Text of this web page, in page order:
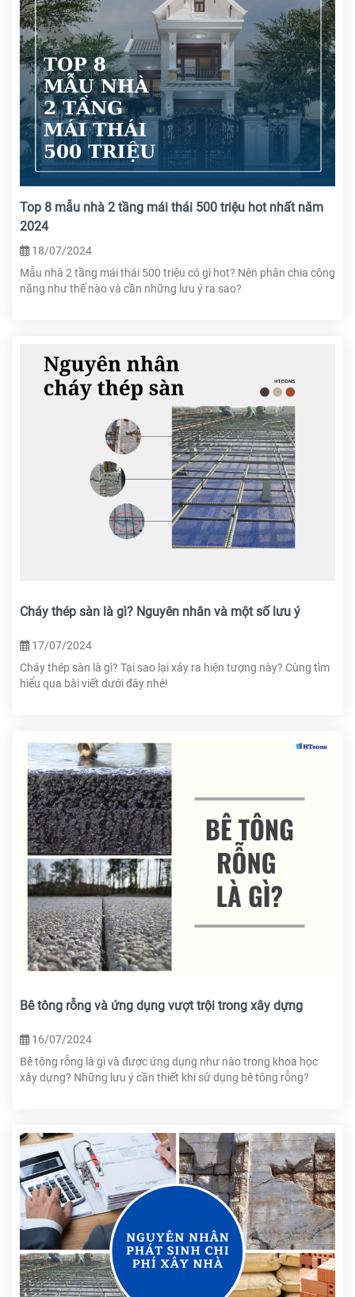
Top 8 mẫu nhà 2 tầng mái thái 500 triệu hot nhất năm
2024
18/07/2024
Mẫu nhà 2 tầng mái thái 500 triệu có gì hot? Nên phân chia công
năng như thế nào và cần những lưu ý ra sao?
Cháy thép sàn là gì? Nguyên nhân và một số lưu ý
17/07/2024
Cháy thép sàn là gì? Tại sao lại xảy ra hiện tượng này? Cùng tìm
hiểu qua bài viết dưới đây nhé!
Bê tông rỗng và ứng dụng vượt trội trong xây dựng
16/07/2024
Bê tông rỗng là gì và được ứng dụng như nào trong khoa học
xây dựng? Những lưu ý cần thiết khi sử dụng bê tông rỗng?